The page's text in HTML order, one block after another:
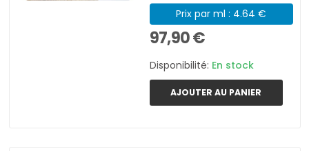
Prix par ml : 4.64 €
97,90 €
Disponibilité: En stock
AJOUTER AU PANIER